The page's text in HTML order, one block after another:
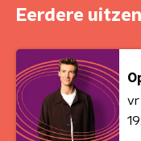
Eerdere
vr